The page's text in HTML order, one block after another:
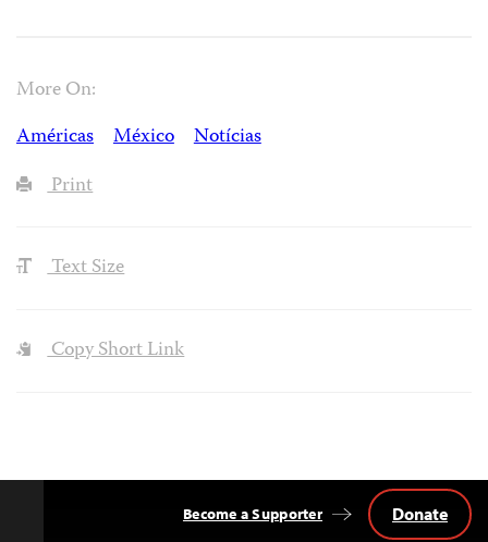
More On:
Américas
México
Notícias
Print
Text Size
Copy Short Link
Become a Supporter Donate